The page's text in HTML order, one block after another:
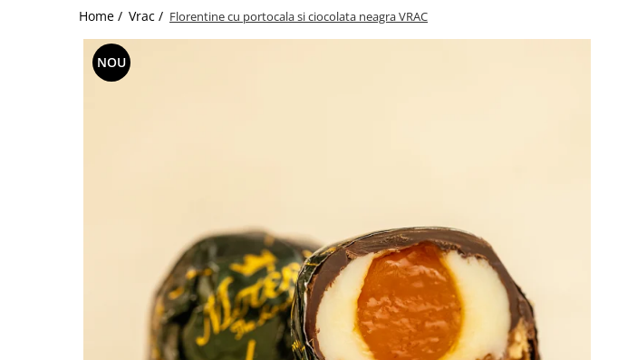
FRUCTE DESHIDRATATE
ÎNDULCITORI NATURALI / MIERE
FRUCTE LA CONSERVĂ
OȚETURI ȘI SOSURI
Home / Vrac / Florentine cu portocala si ciocolata neagra VRAC
NOU